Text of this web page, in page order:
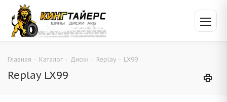
Главная - Каталог - Диски - Replay - LX99
Replay LX99